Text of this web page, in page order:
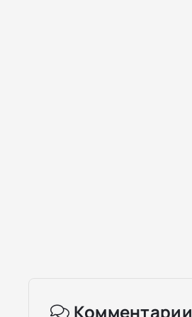
Комментарии